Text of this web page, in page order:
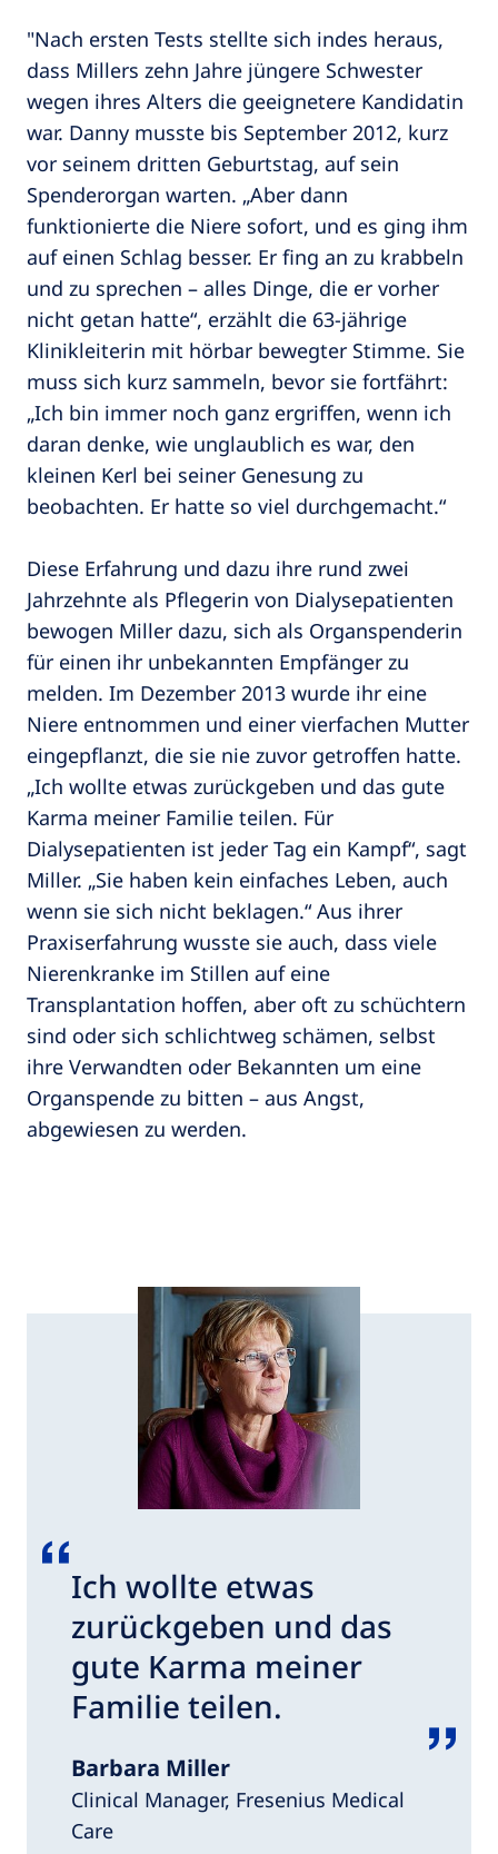
"Nach ersten Tests stellte sich indes heraus,
dass Millers zehn Jahre jüngere Schwester
wegen ihres Alters die geeignetere Kandidatin
war. Danny musste bis September 2012, kurz
vor seinem dritten Geburtstag, auf sein
Spenderorgan warten. „Aber dann
funktionierte die Niere sofort, und es ging ihm
auf einen Schlag besser. Er fing an zu krabbeln
und zu sprechen – alles Dinge, die er vorher
nicht getan hatte“, erzählt die 63-jährige
Klinikleiterin mit hörbar bewegter Stimme. Sie
muss sich kurz sammeln, bevor sie fortfährt:
„Ich bin immer noch ganz ergriffen, wenn ich
daran denke, wie unglaublich es war, den
kleinen Kerl bei seiner Genesung zu
beobachten. Er hatte so viel durchgemacht.“
Diese Erfahrung und dazu ihre rund zwei
Jahrzehnte als Pflegerin von Dialysepatienten
bewogen Miller dazu, sich als Organspenderin
für einen ihr unbekannten Empfänger zu
melden. Im Dezember 2013 wurde ihr eine
Niere entnommen und einer vierfachen Mutter
eingepflanzt, die sie nie zuvor getroffen hatte.
„Ich wollte etwas zurückgeben und das gute
Karma meiner Familie teilen. Für
Dialysepatienten ist jeder Tag ein Kampf“, sagt
Miller. „Sie haben kein einfaches Leben, auch
wenn sie sich nicht beklagen.“ Aus ihrer
Praxiserfahrung wusste sie auch, dass viele
Nierenkranke im Stillen auf eine
Transplantation hoffen, aber oft zu schüchtern
sind oder sich schlichtweg schämen, selbst
ihre Verwandten oder Bekannten um eine
Organspende zu bitten – aus Angst,
abgewiesen zu werden.
Ich wollte etwas
zurückgeben und das
gute Karma meiner
Familie teilen.
Barbara Miller
Clinical Manager, Fresenius Medical
Care